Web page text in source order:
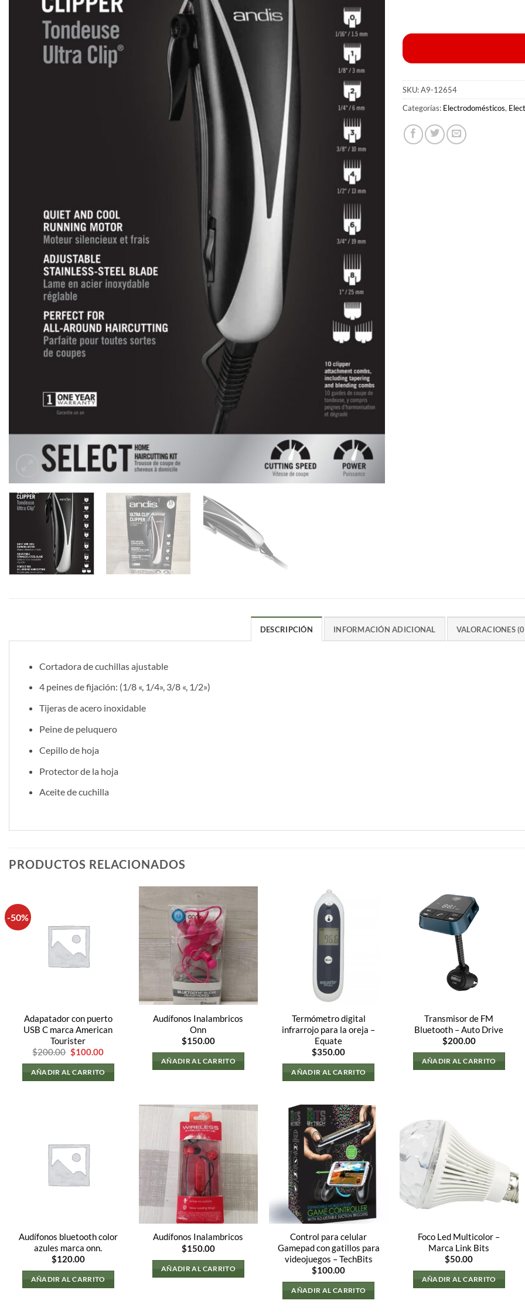
SKU:A9-12654
Categorías: Electrodomésticos,
DESCRIPCIÓN INFORMACIÓN ADICIONAL VALORACIONES
Cortadora de cuchillas ajustable
4 peines de fijación: (1/8 «, 1/4», 3/8 «, 1/2»)
Tijeras de acero inoxidable
Peine de peluquero
Cepillo de hoja
Protector de la hoja
Aceite de cuchilla
PRODUCTOS RELACIONADOS
-50%
Adapatador con puerto
USB C marca American
Tourister
$200.00 El
precio
original
era:
$200.00.
$100.00El
actual
es:
$100.00.
AÑADIR AL CARRITO
Audífonos Inalambricos
Onn
$150.00
AÑADIR AL CARRITO
Termómetro digital
infrarrojo para la oreja –
Equate
$350.00
AÑADIR AL CARRITO
Transmisor de FM
Bluetooth – Auto Drive
$200.00
AÑADIR AL CARRITO
Audífonos bluetooth color
azules marca onn.
$120.00
AÑADIR AL CARRITO
Audífonos Inalambricos
$150.00
AÑADIR AL CARRITO
Control para celular
Gamepad con gatillos para
videojuegos – TechBits
$100.00
AÑADIR AL CARRITO
Foco Led Multicolor –
Marca Link Bits
$50.00
AÑADIR AL CARRITO